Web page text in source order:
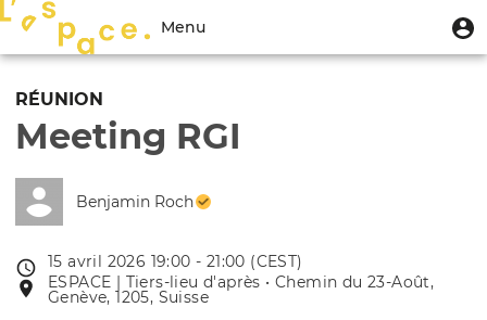
contenu
Menu
du
compte
de
l'utilisateur
Menu
Toggle
RÉUNION
Meeting RGI
Benjamin Roch
Date
de
l'évênement
15 avril 2026 19:00 - 21:00 (CEST)
Lieu
de
ESPACE | Tiers-lieu d'après • Chemin du 23-Août,
Genève, 1205, Suisse